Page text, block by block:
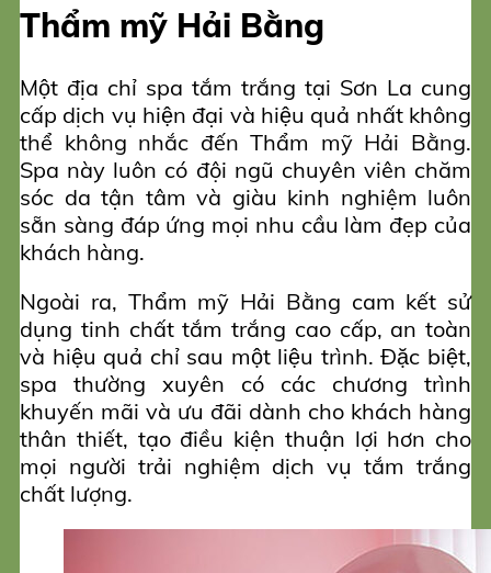
Thẩm mỹ Hải Bằng
Một địa chỉ spa tắm trắng tại Sơn La cung
cấp dịch vụ hiện đại và hiệu quả nhất không
thể không nhắc đến Thẩm mỹ Hải Bằng.
Spa này luôn có đội ngũ chuyên viên chăm
sóc da tận tâm và giàu kinh nghiệm luôn
sẵn sàng đáp ứng mọi nhu cầu làm đẹp của
khách hàng.
Ngoài ra, Thẩm mỹ Hải Bằng cam kết sử
dụng tinh chất tắm trắng cao cấp, an toàn
và hiệu quả chỉ sau một liệu trình. Đặc biệt,
spa thường xuyên có các chương trình
khuyến mãi và ưu đãi dành cho khách hàng
thân thiết, tạo điều kiện thuận lợi hơn cho
mọi người trải nghiệm dịch vụ tắm trắng
chất lượng.